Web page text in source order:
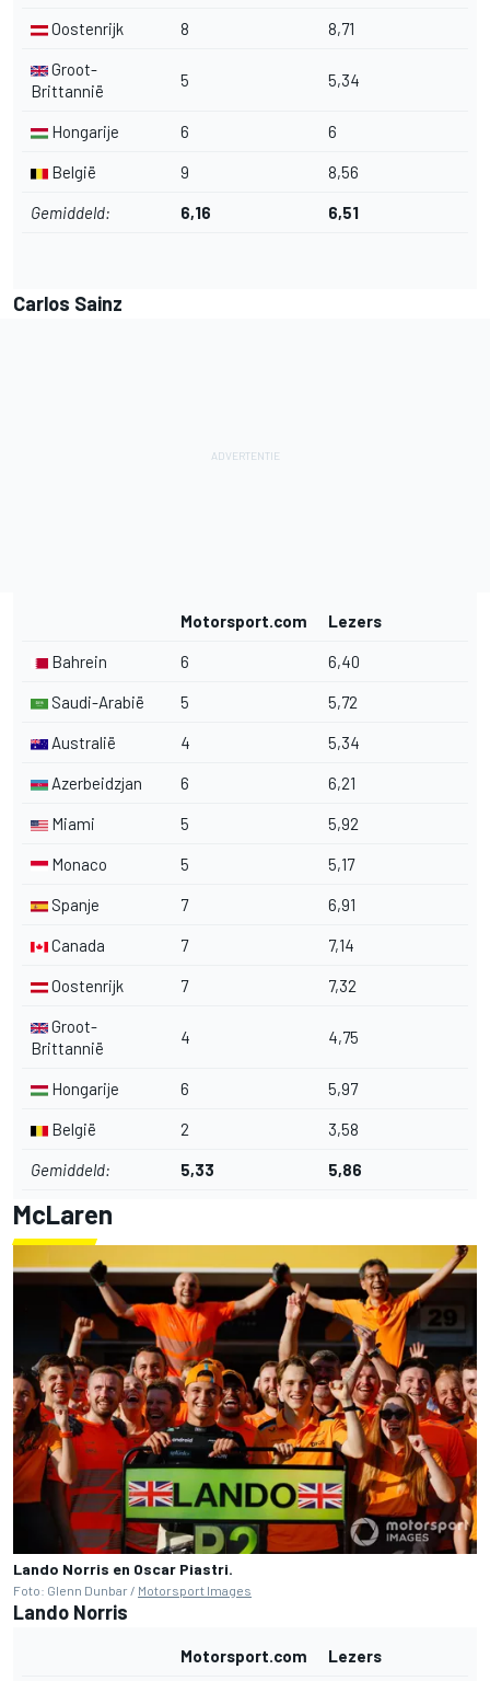
Oostenrijk 8 8,71
Groot-
Brittannië
5 5,34
Hongarije 6 6
België 9 8,56
Gemiddeld: 6,16 6,51
Carlos Sainz
Motorsport.com Lezers
Bahrein 6 6,40
Saudi-Arabië 5 5,72
Australië 4 5,34
Azerbeidzjan 6 6,21
Miami 5 5,92
Monaco 5 5,17
Spanje 7 6,91
Canada 7 7,14
Oostenrijk 7 7,32
Groot-
Brittannië
4 4,75
Hongarije 6 5,97
België 2 3,58
Gemiddeld: 5,33 5,86
McLaren
Lando Norris en Oscar Piastri.
Foto: Glenn Dunbar / Motorsport Images
Lando Norris
Motorsport.com Lezers